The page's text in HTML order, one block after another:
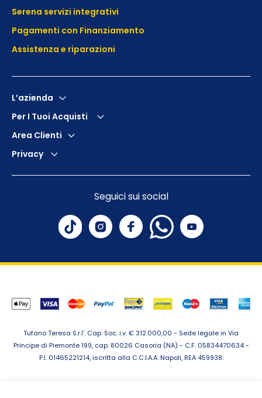
Serena servizi integrativi
Pagamenti con Finanziamento
Assistenza e riparazioni
L’azienda
Per I Tuoi Acquisti
Area Clienti
Privacy
Seguici sui social
Tufano Teresa S.r.l’. Cap. Soc. i.v. € 312.000,00 - Sede legale in Via
Principe di Piemonte 199, cap. 80026 Casoria (NA) - C.F. 05834470634 -
P.I. 01465221214, iscritta alla C.C.I.A.A. Napoli, REA 459938.